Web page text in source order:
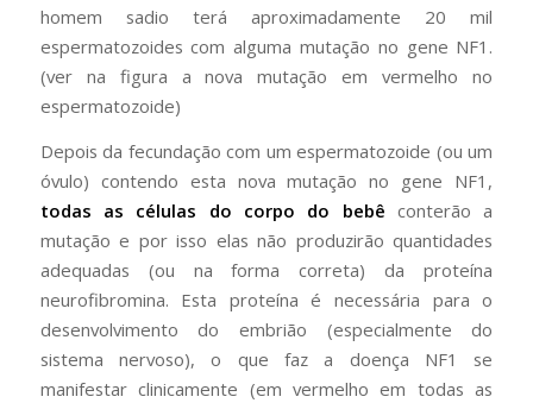
homem sadio terá aproximadamente 20 mil
espermatozoides com alguma mutação no gene NF1.
(ver na figura a nova mutação em vermelho no
espermatozoide)
Depois da fecundação com um espermatozoide (ou um
óvulo) contendo esta nova mutação no gene NF1,
todas as células do corpo do bebê conterão a
mutação e por isso elas não produzirão quantidades
adequadas (ou na forma correta) da proteína
neurofibromina. Esta proteína é necessária para o
desenvolvimento do embrião (especialmente do
sistema nervoso), o que faz a doença NF1 se
manifestar clinicamente (em vermelho em todas as